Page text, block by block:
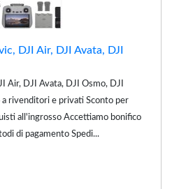
DJI Air, DJI Avata, DJI
Air, DJI Avata, DJI Osmo, DJI
rivenditori e privati Sconto per
all'ingrosso Accettiamo bonifico
di pagamento Spedi...